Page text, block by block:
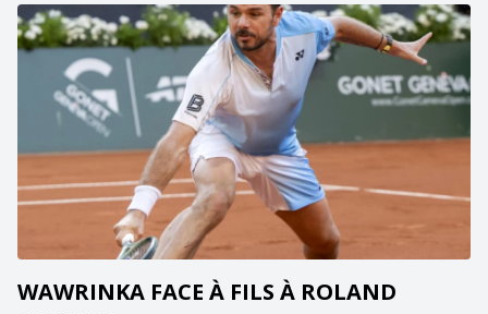
WAWRINKA FACE À FILS À ROLAND